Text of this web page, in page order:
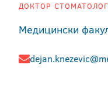
ДОКТОР
Медицински